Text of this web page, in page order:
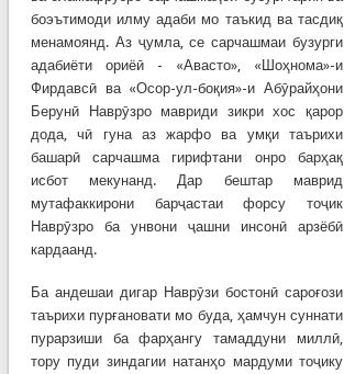
боэътимоди илму адаби мо таъкид ва тасдиқ
менамоянд. Аз ҷумла, се сарчашмаи бузурги
адабиёти ориёӣ - «Авасто», «Шоҳнома»-и
Фирдавсӣ ва «Осор-ул-боқия»-и Абӯрайҳони
Берунӣ Наврӯзро мавриди зикри хос қарор
дода, чӣ гуна аз жарфо ва умқи таърихи
башарӣ сарчашма гирифтани онро барҳақ
исбот мекунанд. Дар бештар маврид
мутафаккирони барҷастаи форсу тоҷик
Наврӯзро ба унвони ҷашни инсонӣ арзёбӣ
кардаанд.
Ба андешаи дигар Наврӯзи бостонӣ сароғози
таърихи пурғановати мо буда, ҳамчун суннати
пурарзиши ба фарҳангу тамаддуни миллӣ,
тору пуди зиндагии натанҳо мардуми тоҷику